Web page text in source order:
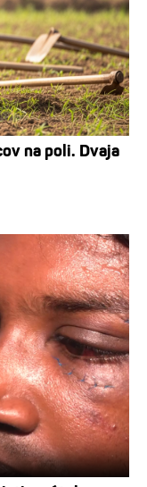
na poli. Dvaja